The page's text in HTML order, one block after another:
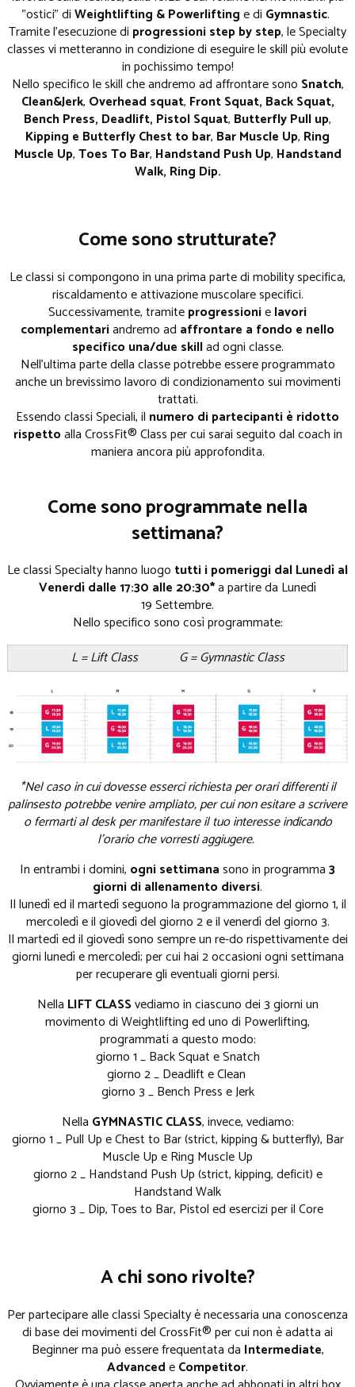
"ostici" diWeightlifting &Powerliftinge di Gymnastic.
Tramite l'esecuzione di progressioni step by step, le Specialty
classes vi metteranno in condizione di eseguire le skill più evolute
in pochissimo tempo!
Nello specifico le skill che andremo ad affrontare sono Snatch,
Clean&Jerk, Overhead squat, Front Squat, Back Squat,
Bench Press, Deadlift, Pistol Squat, Butterfly Pull up,
Kipping e Butterfly Chest to bar, Bar Muscle Up, Ring
Muscle Up,Toes To Bar, Handstand Push Up, Handstand
Walk, Ring Dip.
Come sono strutturate?
Le classi si compongono in una prima parte di mobility specifica,
riscaldamento e attivazione muscolare specifici.
Successivamente, tramiteprogressionielavori
complementariandremo ad affrontare a fondo e nello
specifico una/due skillad ogni classe.
Nell'ultima parte della classe potrebbe essere programmato
anche un brevissimo lavoro di condizionamento sui movimenti
trattati.
Essendo classi Speciali, il numero di partecipantiè ridotto
rispettoalla CrossFit® Class per cui sarai seguito dal coach in
maniera ancora più approfondita.
Come sono programmate nella
settimana?​
Le classi Specialty hanno luogo tutti i pomeriggi dal Lunedì al
Venerdì dalle 17:30 alle 20:30*a partire da Lunedì
19 Settembre.
Nello specifico sono così programmate:
L = Lift Class G = Gymnastic Class
*Nel caso in cui dovesse esserci richiesta per orari differenti il
palinsesto potrebbe venire ampliato, per cui non esitare a scrivere
o fermarti al desk per manifestare il tuo interesse indicando
l'orario che vorresti aggiugere.
In entrambi i domini, ogni settimanasono in programma3
giorni di allenamento diversi.
Il lunedì ed il martedì seguono la programmazione del giorno 1, il
mercoledì e il giovedì del giorno 2 e il venerdì del giorno 3.
Il martedì ed il giovedì sono sempre un re-do rispettivamente dei
giorni lunedì e mercoledì; per cui hai 2 occasioni ogni settimana
per recuperare gli eventuali giorni persi.
Nella LIFT CLASSvediamo in ciascuno dei 3 giorni un
movimento di Weightlifting ed uno di Powerlifting,
programmati a questo modo:
giorno 1 _ Back Squat e Snatch
giorno 2 _ Deadlift e Clean
giorno 3 _ Bench Press e Jerk
Nella GYMNASTIC CLASS, invece, vediamo:
giorno 1 _ Pull Up e Chest to Bar (strict, kipping & butterfly), Bar
Muscle Up e Ring Muscle Up
giorno 2 _ Handstand Push Up (strict, kipping, deficit) e
Handstand Walk
giorno 3 _ Dip, Toes to Bar, Pistol ed esercizi per il Core
A chi sono rivolte?
Per partecipare alle classi Specialty è necessaria una conoscenza
di base dei movimenti del CrossFit® per cui non è adatta ai
Beginner ma può essere frequentata da Intermediate,
AdvancedeCompetitor.